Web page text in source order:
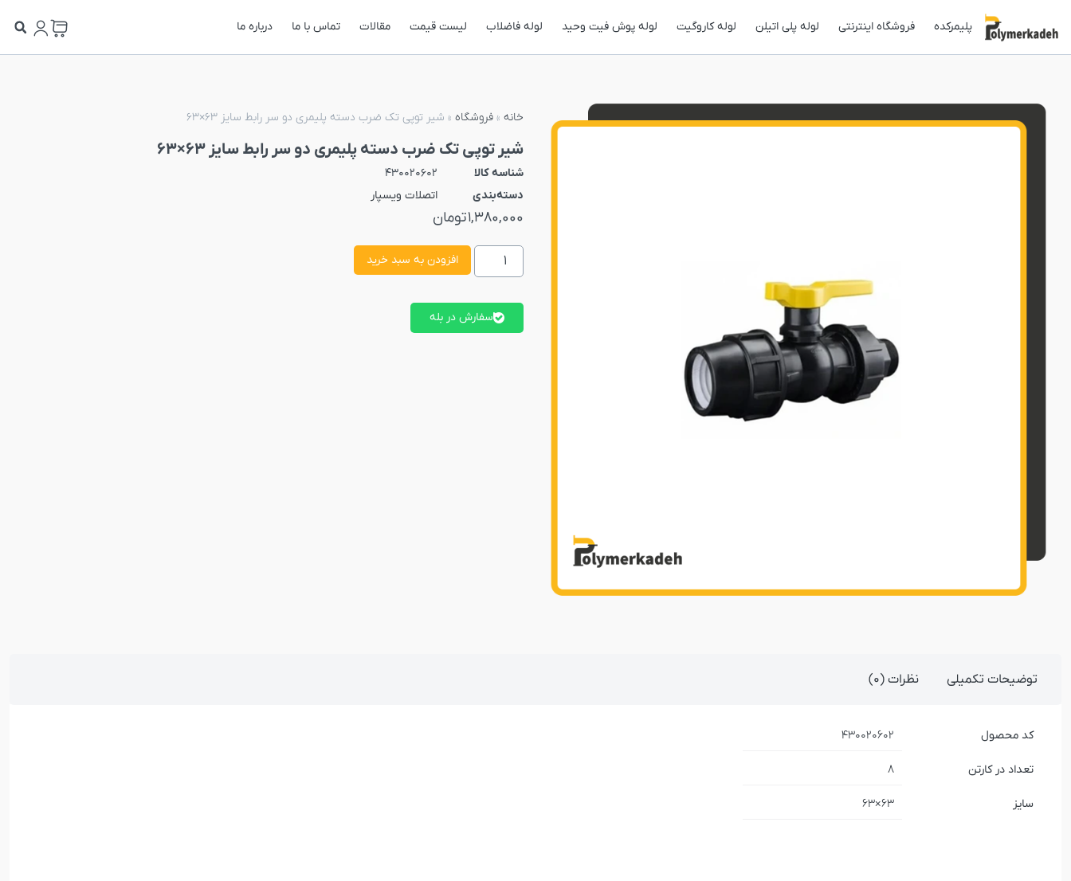
پلیمرکده فروشگاه اینترنتی لوله پلی اتیلن لوله کاروگیت لوله پوش فیت وحید لوله فاضلاب لیست قیمت مقالات تماس با ما درباره ما
خانه » فروشگاه » شیر توپی تک ضرب دسته پلیمری دو سر رابط سایز 63×63
شیر توپی تک ضرب دسته پلیمری دو سر رابط سایز 63×63
شناسه کالا
430020602
دسته‌بندی
اتصلات ویسپار
1,380,000تومان
افزودن به سبد خرید
سفارش در بله
توضیحات تکمیلی نظرات (0)
کد محصول 430020602
تعداد در کارتن 8
سایز 63×63